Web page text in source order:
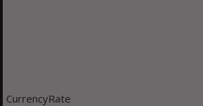
CurrencyRate